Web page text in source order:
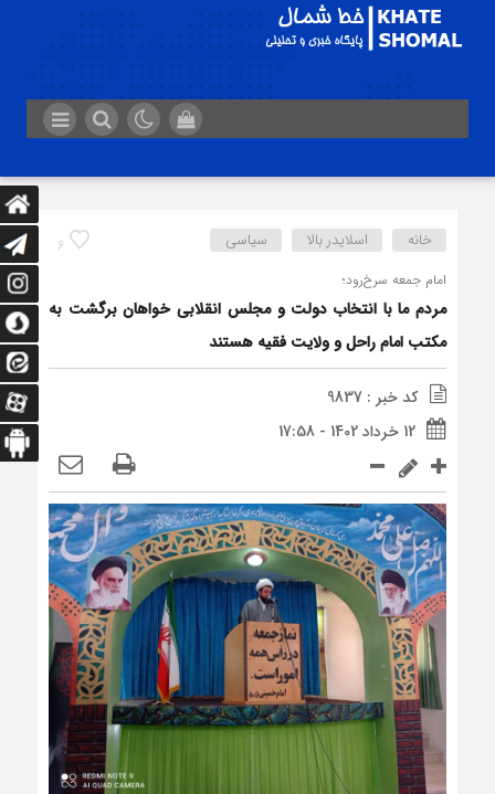
6 خانه اسلایدر بالا سیاسی
امام جمعه سرخ‌رود؛
مردم ما با انتخاب دولت و‌ مجلس انقلابی خواهان برگشت به
مکتب امام راحل و ولایت فقیه هستند
کد خبر : 9837
12 خرداد 1402 - 17:58